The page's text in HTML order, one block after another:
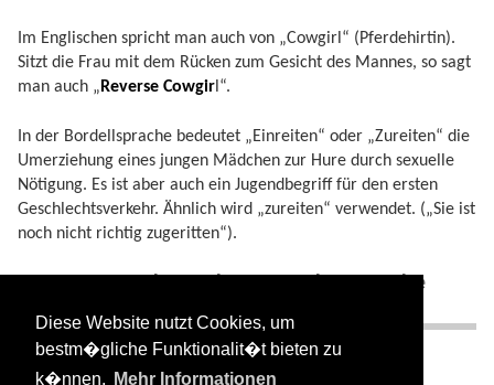
Diese Website nutzt Cookies, um
bestm�gliche Funktionalit�t bieten zu
k�nnen.
Mehr Informationen
Im Englischen spricht man auch von „Cowgirl“ (Pferdehirtin).
Sitzt die Frau mit dem Rücken zum Gesicht des Mannes, so sagt
man auch „Reverse Cowgirl“.
In der Bordellsprache bedeutet „Einreiten“ oder „Zureiten“ die
Umerziehung eines jungen Mädchen zur Hure durch sexuelle
Nötigung. Es ist aber auch ein Jugendbegriff für den ersten
Geschlechtsverkehr. Ähnlich wird „zureiten“ verwendet. („Sie ist
noch nicht richtig zugeritten“).
Synonyme, Redewendungen und verwandte
Begriffe
Sattel,Pferd,Stute,Hengst